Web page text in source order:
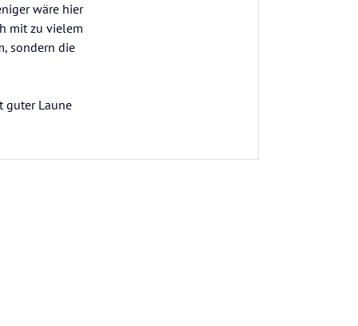
wäre hier
mit zu vielem
sondern die
guter Laune